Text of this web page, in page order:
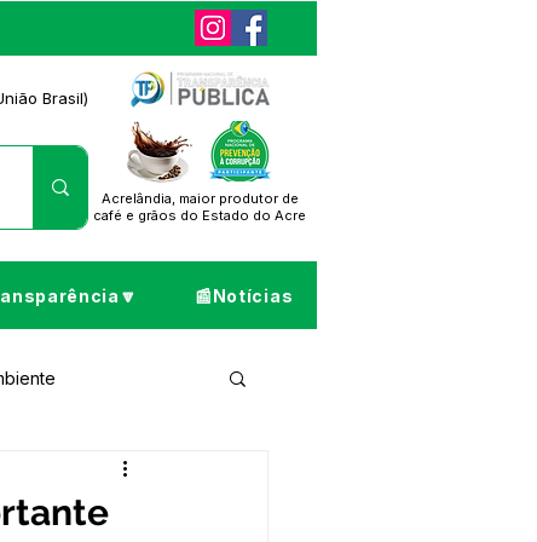
Brasil)
Acrelândia, maior produtor de
café e grãos do Estado do Acre
📰Notícias